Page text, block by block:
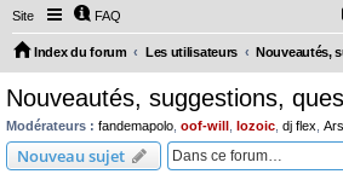
Site FAQ
Index du forum Les utilisateurs Nouveautés,
Nouveautés, suggestions,
Modérateurs : fandemapolo oof-will lozoic dj flex
Nouveau sujet